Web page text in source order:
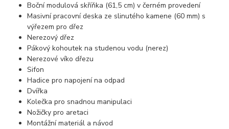
Boční modulová skříňka (61,5 cm) v černém provedení
Masivní pracovní deska ze slinutého kamene (60 mm) s
výřezem pro dřez
Nerezový dřez
Pákový kohoutek na studenou vodu (nerez)
Nerezové víko dřezu
Sifon
Hadice pro napojení na odpad
Dvířka
Kolečka pro snadnou manipulaci
Nožičky pro aretaci
Montážní materiál a návod